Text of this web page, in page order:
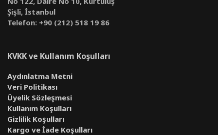
Şişli, İstanbul
Telefon: +90 (212) 518 19 86
KVKK ve Kullanım Koşulları
Aydınlatma Metni
Veri Politikası
Üyelik Sözleşmesi
Kullanım Koşulları
Gizlilik Koşulları
Kargo ve İade Koşulları